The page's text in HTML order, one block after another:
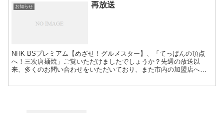
お知らせ 再放送
NHK BSプレミアム【めざせ！グルメスター】、「てっぱんの頂点
へ！三次唐麺焼」ご覧いただけましたでしょうか？先週の放送以
来、多くのお問い合わせをいただいており、また市内の加盟店へも